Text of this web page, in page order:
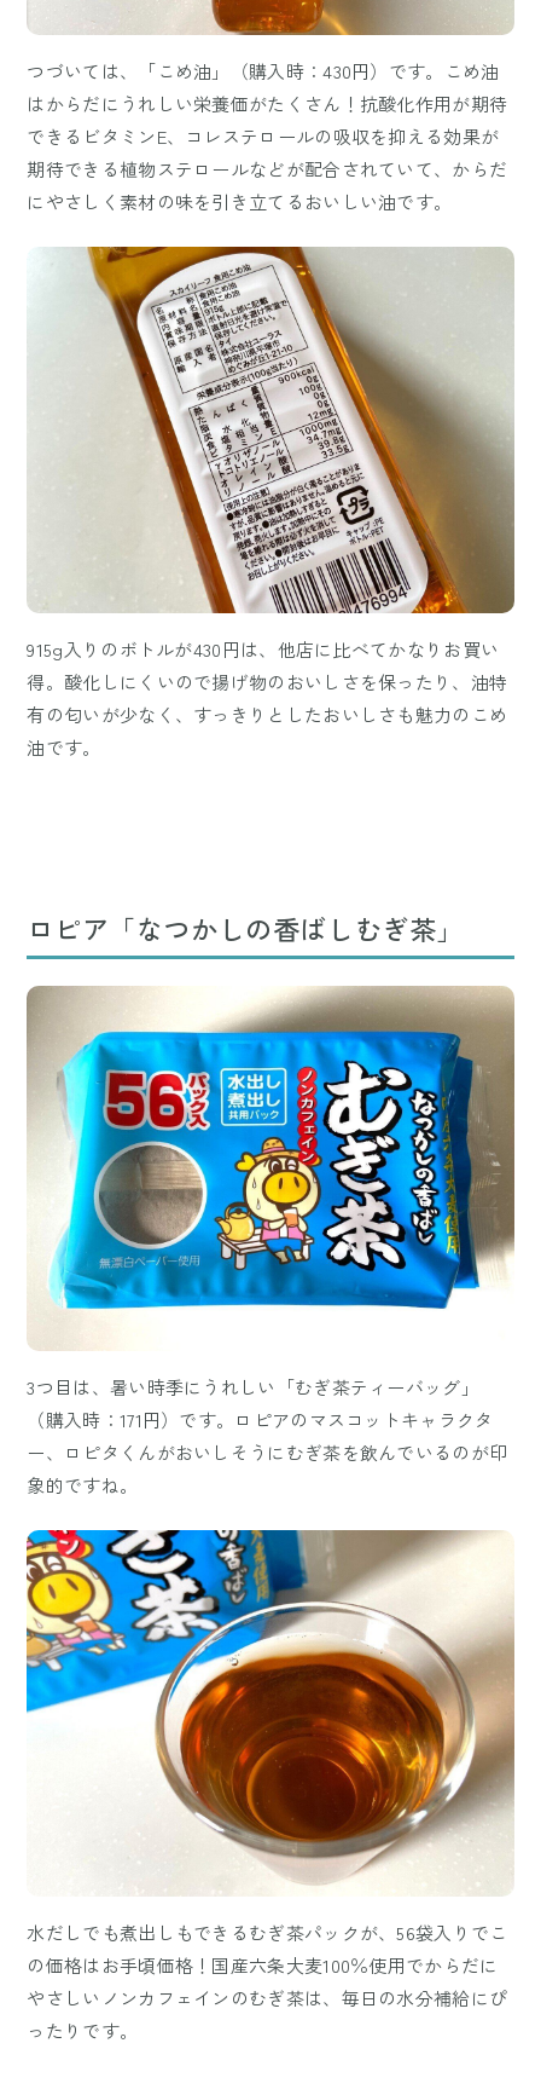
つづいては、「こめ油」（購入時：430円）です。こめ油
はからだにうれしい栄養価がたくさん！抗酸化作用が期待
できるビタミンE、コレステロールの吸収を抑える効果が
期待できる植物ステロールなどが配合されていて、からだ
にやさしく素材の味を引き立てるおいしい油です。
915g入りのボトルが430円は、他店に比べてかなりお買い
得。酸化しにくいので揚げ物のおいしさを保ったり、油特
有の匂いが少なく、すっきりとしたおいしさも魅力のこめ
油です。
ロピア「なつかしの香ばしむぎ茶」
3つ目は、暑い時季にうれしい「むぎ茶ティーバッグ」
（購入時：171円）です。ロピアのマスコットキャラクタ
ー、ロピタくんがおいしそうにむぎ茶を飲んでいるのが印
象的ですね。
水だしでも煮出しもできるむぎ茶パックが、56袋入りでこ
の価格はお手頃価格！国産六条大麦100％使用でからだに
やさしいノンカフェインのむぎ茶は、毎日の水分補給にぴ
ったりです。